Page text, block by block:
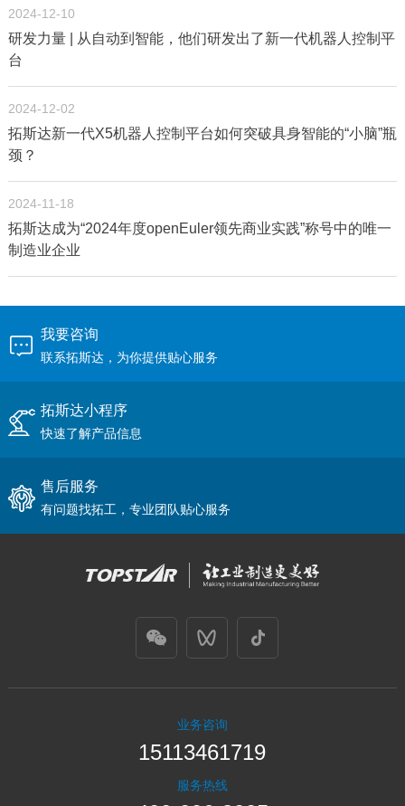
2024-12-10
研发力量 | 从自动到智能，他们研发出了新一代机器人控制平
台
2024-12-02
拓斯达新一代X5机器人控制平台如何突破具身智能的“小脑”瓶
颈？
2024-11-18
拓斯达成为“2024年度openEuler领先商业实践”称号中的唯一
制造业企业
我要咨询
联系拓斯达，为你提供贴心服务
拓斯达小程序
快速了解产品信息
售后服务
有问题找拓工，专业团队贴心服务
业务咨询
15113461719
服务热线